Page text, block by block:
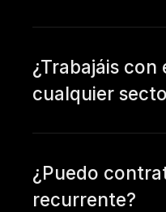
¿Trabajáis con
cualquier
¿Puedo
recurrente?